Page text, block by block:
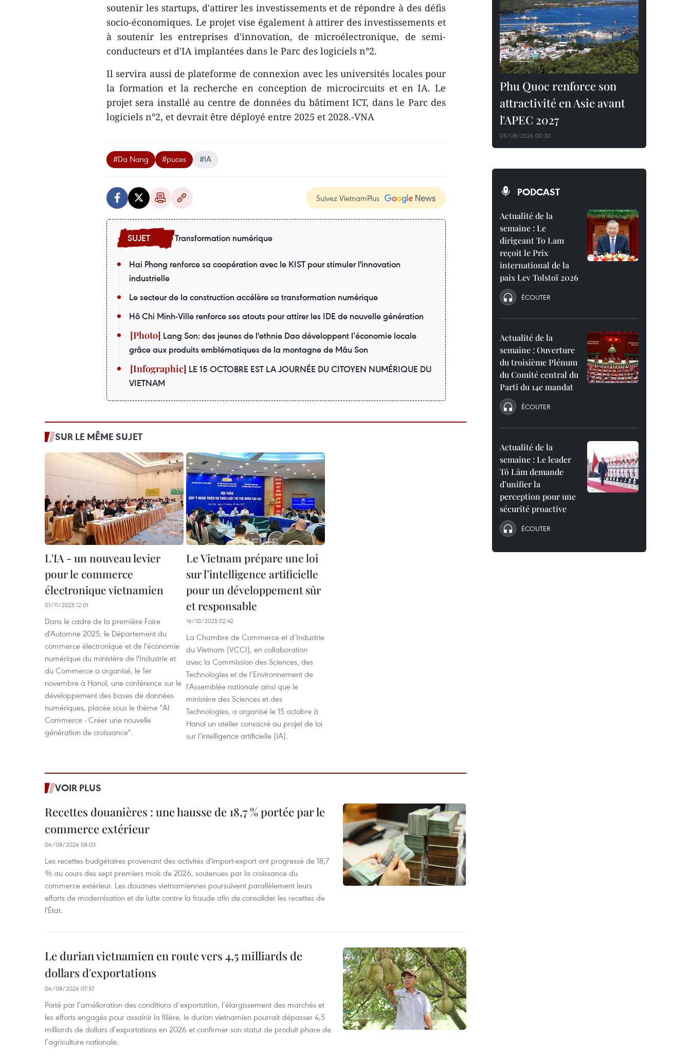
soutenir les startups, d'attirer les investissements et de répondre à des défis
socio-économiques. Le projet vise également à attirer des investissements et
à soutenir les entreprises d'innovation, de microélectronique, de semi-
conducteurs et d'IA implantées dans le Parc des logiciels n°2.
Il servira aussi de plateforme de connexion avec les universités locales pour
la formation et la recherche en conception de microcircuits et en IA. Le
projet sera installé au centre de données du bâtiment ICT, dans le Parc des
logiciels n°2, et devrait être déployé entre 2025 et 2028.-VNA
#Da Nang #puces #IA
Suivez VietnamPlus
Transformation numérique
Hai Phong renforce sa coopération avec le KIST pour stimuler l'innovation
industrielle
Le secteur de la construction accélère sa transformation numérique
Hô Chi Minh-Ville renforce ses atouts pour attirer les IDE de nouvelle génération
Lang Son: des jeunes de l'ethnie Dao développent l’économie locale
grâce aux produits emblématiques de la montagne de Mâu Son
LE 15 OCTOBRE EST LA JOURNÉE DU CITOYEN NUMÉRIQUE DU
VIETNAM
SUR LE MÊME SUJET
L'IA - un nouveau levier
pour le commerce
électronique vietnamien
01/11/2025 12:01
Dans le cadre de la première Foire
d'Automne 2025, le Département du
commerce électronique et de l'économie
numérique du ministère de l'Industrie et
du Commerce a organisé, le 1er
novembre à Hanoï, une conférence sur le
développement des bases de données
numériques, placée sous le thème "AI
Commerce - Créer une nouvelle
génération de croissance".
Le Vietnam prépare une loi
sur l’intelligence artificielle
pour un développement sûr
et responsable
16/10/2025 02:42
La Chambre de Commerce et d’Industrie
du Vietnam (VCCI), en collaboration
avec la Commission des Sciences, des
Technologies et de l’Environnement de
l’Assemblée nationale ainsi que le
ministère des Sciences et des
Technologies, a organisé le 15 octobre à
Hanoï un atelier consacré au projet de loi
sur l’intelligence artificielle (IA).
VOIR PLUS
Recettes douanières : une hausse de 18,7 % portée par le
commerce extérieur
06/08/2026 08:03
Les recettes budgétaires provenant des activités d'import-export ont progressé de 18,7
% au cours des sept premiers mois de 2026, soutenues par la croissance du
commerce extérieur. Les douanes vietnamiennes poursuivent parallèlement leurs
efforts de modernisation et de lutte contre la fraude afin de consolider les recettes de
l'État.
Le durian vietnamien en route vers 4,5 milliards de
dollars d'exportations
06/08/2026 07:57
Porté par l’amélioration des conditions d’exportation, l’élargissement des marchés et
les efforts engagés pour assainir la filière, le durian vietnamien pourrait dépasser 4,5
milliards de dollars d’exportations en 2026 et confirmer son statut de produit phare de
l’agriculture nationale.
Phu Quoc renforce son
attractivité en Asie avant
l'APEC 2027
05/08/2026 00:30
PODCAST
Actualité de la
semaine : Le
dirigeant To Lam
reçoit le Prix
international de la
paix Lev Tolstoï 2026
ÉCOUTER
Actualité de la
semaine : Ouverture
du troisième Plénum
du Comité central du
Parti du 14e mandat
ÉCOUTER
Actualité de la
semaine : Le leader
Tô Lâm demande
d’unifier la
perception pour une
sécurité proactive
ÉCOUTER